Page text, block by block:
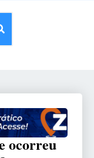
ocorreu